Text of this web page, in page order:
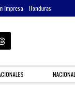
Impresa Honduras